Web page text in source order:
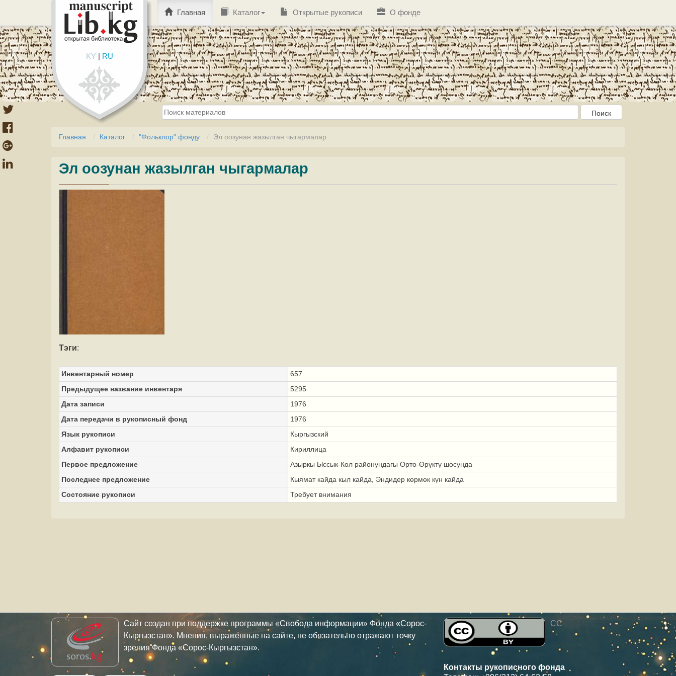
KY| RU
Главная Каталог Открытые рукописи О фонде
Главная Каталог "Фольклор" фонду Эл оозунан жазылган чыгармалар
Эл оозунан жазылган чыгармалар
Тэги:
Инвентарный номер
657
Предыдущее название инвентаря
5295
Дата записи
1976
Дата передачи в рукописный фонд
1976
Язык рукописи
Кыргызский
Алфавит рукописи
Кириллица
Первое предложение
Азыркы Ыссык-Көл районундагы Орто-Өрүктү шосунда
Последнее предложение
Кыямат кайда кыл кайда, Эндидер көрмөк күн кайда
Состояние рукописи
Требует внимания
Сайт создан при поддержке программы «Свобода информации» Фонда «Сорос-
Кыргызстан». Мнения, выраженные на сайте, не обязательно отражают точку
зрения Фонда «Сорос-Кыргызстан».
CC
Контакты рукописного фонда